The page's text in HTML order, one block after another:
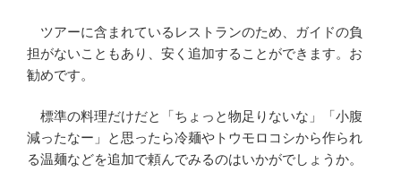
ツアーに含まれているレストランのため、ガイドの負
担がないこともあり、安く追加することができます。お
勧めです。
標準の料理だけだと「ちょっと物足りないな」「小腹
減ったなー」と思ったら冷麺やトウモロコシから作られ
る温麺などを追加で頼んでみるのはいかがでしょうか。